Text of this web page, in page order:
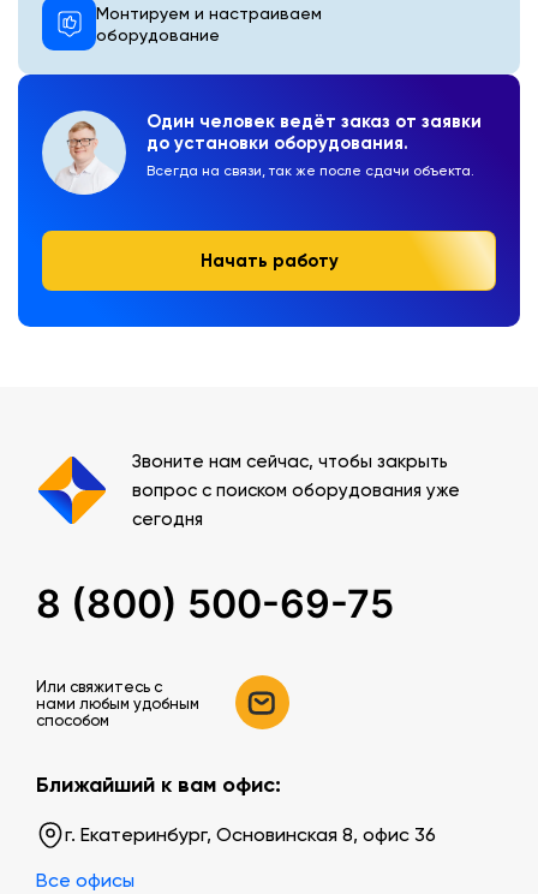
Один человек ведёт заказ от заявки
до установки оборудования.
Всегда на связи, так же после сдачи объекта.
Начать работу
Монтируем и настраиваем
оборудование
Звоните нам сейчас, чтобы закрыть
вопрос с поиском оборудования уже
сегодня
8 (800) 500-69-75
Или свяжитесь c
нами любым удобным
способом
Ближайший к вам офис:
г. Екатеринбург, Основинская 8, офис 36
Все офисы